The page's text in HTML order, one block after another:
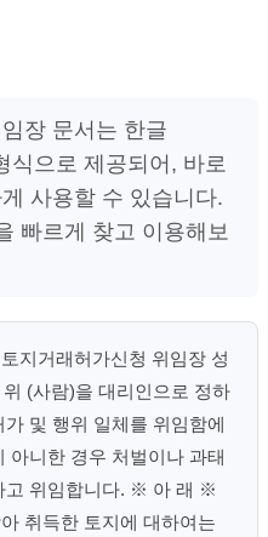
장 문서는 한글
식으로 제공되어, 바로
사용할 수 있습니다.
빠르게 찾고 이용해보
지거래허가신청 위임장 성
(사람)을 대리인으로 정하
및 행위 일체를 위임함에
아니한 경우 처벌이나 과태
고 위임합니다. ※ 아 래 ※
취득한 토지에 대하여는